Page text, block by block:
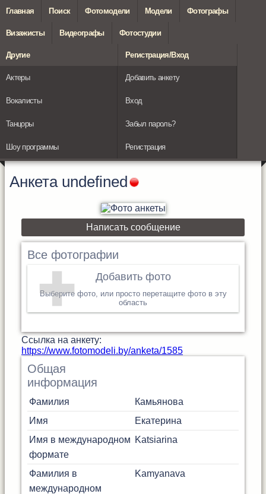
Главная Поиск Фотомодели Модели Фотографы
Визажисты Видеографы Фотостудии
Другие
Актеры
Вокалисты
Танцоры
Шоу программы
Регистрация/Вход
Добавить анкету
Вход
Забыл пароль?
Регистрация
Анкета undefined
Написать сообщение
Все фотографии
Добавить фото
Выберите фото, или просто перетащите фото в эту
область
Cсылка на анкету:
https://www.fotomodeli.by/anketa/1585
Общая
информация
Фамилия
Камьянова
Имя
Екатерина
Имя в международном
формате
Katsiarina
Фамилия в
международном
Kamyanava